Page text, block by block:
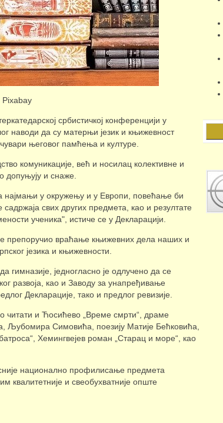
Pixabay
србистичкој конференцији у
наводи да су матерњи језик и књижевност
његовог памћења и културе.
комуникације, већ и носилац колективне и
допуњују и снаже.
најмањи у окружењу и у Европи, повећање би
свих других предмета, као и резултате
ученика", истиче се у Декларацији.
препоручио враћање књижевних дела наших и
језика и књижевности.
гимназије, једногласно је одлучено да се
развоја, као и Заводу за унапређивање
Декларације, тако и предлог ревизије.
читати и Ћосићево „Време смрти“, драме
Љубомира Симовића, поезију Матије Бећковића,
Хемингвејев роман „Старац и море“, као
национално профилисање предмета
квалитетније и свеобухватније опште